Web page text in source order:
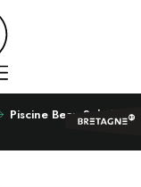
Piscine Beau Soleil